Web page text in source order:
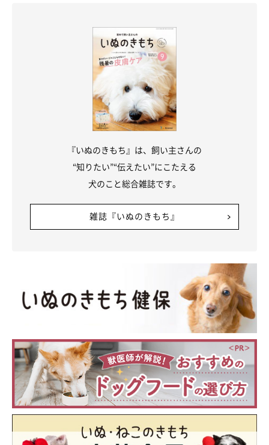
毛並みやもふもふ感を褒めていただくことが多いマロたんです
が、実は今も目の上がお口の周りに小さなハゲがあるのです。主
『いぬのきもち』は、飼い主さんの
“知りたい”“伝えたい”にこたえる
犬のこと総合雑誌です。
雑誌『いぬのきもち』